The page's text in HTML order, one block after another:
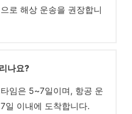
로 해상 운송을 권장합니
나요?
임은 5~7일이며, 항공 운
일 이내에 도착합니다.